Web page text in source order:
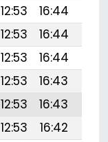
12:53 16:44
12:53 16:44
12:53 16:44
12:53 16:43
12:53 16:43
12:53 16:42